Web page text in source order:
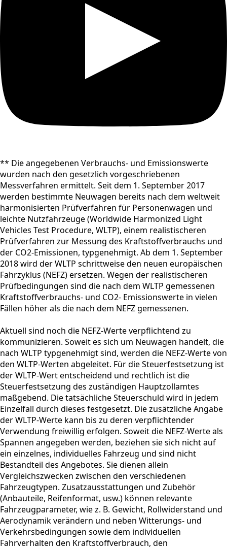
** Die angegebenen Verbrauchs- und Emissionswerte
wurden nach den gesetzlich vorgeschriebenen
Messverfahren ermittelt. Seit dem 1. September 2017
werden bestimmte Neuwagen bereits nach dem weltweit
harmonisierten Prüfverfahren für Personenwagen und
leichte Nutzfahrzeuge (Worldwide Harmonized Light
Vehicles Test Procedure, WLTP), einem realistischeren
Prüfverfahren zur Messung des Kraftstoffverbrauchs und
der CO2-Emissionen, typgenehmigt. Ab dem 1. September
2018 wird der WLTP schrittweise den neuen europäischen
Fahrzyklus (NEFZ) ersetzen. Wegen der realistischeren
Prüfbedingungen sind die nach dem WLTP gemessenen
Kraftstoffverbrauchs- und CO2- Emissionswerte in vielen
Fällen höher als die nach dem NEFZ gemessenen.
Aktuell sind noch die NEFZ-Werte verpflichtend zu
kommunizieren. Soweit es sich um Neuwagen handelt, die
nach WLTP typgenehmigt sind, werden die NEFZ-Werte von
den WLTP-Werten abgeleitet. Für die Steuerfestsetzung ist
der WLTP-Wert entscheidend und rechtlich ist die
Steuerfestsetzung des zuständigen Hauptzollamtes
maßgebend. Die tatsächliche Steuerschuld wird in jedem
Einzelfall durch dieses festgesetzt. Die zusätzliche Angabe
der WLTP-Werte kann bis zu deren verpflichtender
Verwendung freiwillig erfolgen. Soweit die NEFZ-Werte als
Spannen angegeben werden, beziehen sie sich nicht auf
ein einzelnes, individuelles Fahrzeug und sind nicht
Bestandteil des Angebotes. Sie dienen allein
Vergleichszwecken zwischen den verschiedenen
Fahrzeugtypen. Zusatzausstattungen und Zubehör
(Anbauteile, Reifenformat, usw.) können relevante
Fahrzeugparameter, wie z. B. Gewicht, Rollwiderstand und
Aerodynamik verändern und neben Witterungs- und
Verkehrsbedingungen sowie dem individuellen
Fahrverhalten den Kraftstoffverbrauch, den